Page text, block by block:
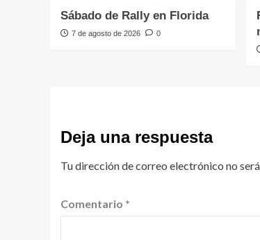
Sábado de Rally en Florida
7 de agosto de 2026 0
Deja una respuesta
Tu dirección de correo electrónico no
Comentario *